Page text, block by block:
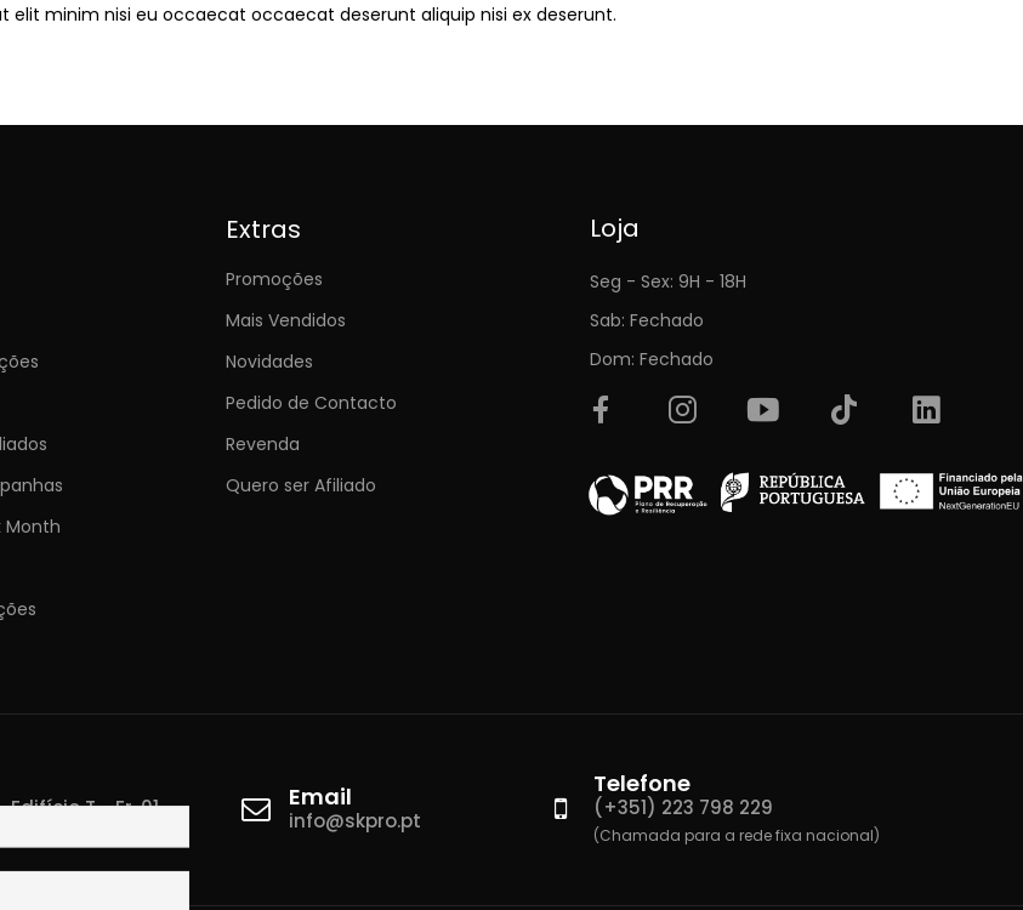
elit minim nisi eu occaecat occaecat deserunt aliquip nisi ex deserunt.
Month
Extras
Promoções
Mais Vendidos
Novidades
Pedido de Contacto
Revenda
Quero ser Afiliado
Loja
Seg - Sex: 9H - 18H
Sab: Fechado
Dom: Fechado
T - Fr. 01
Email
info@skpro.pt
Telefone
(+351) 223 798 229
(Chamada para a rede fixa nacional)